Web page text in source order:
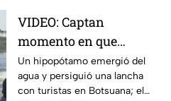
VIDEO: Captan
momento en que
hipopótamo sale del
agua para perseguir a
Un hipopótamo emergió del
agua y persiguió una lancha
con turistas en Botsuana; el